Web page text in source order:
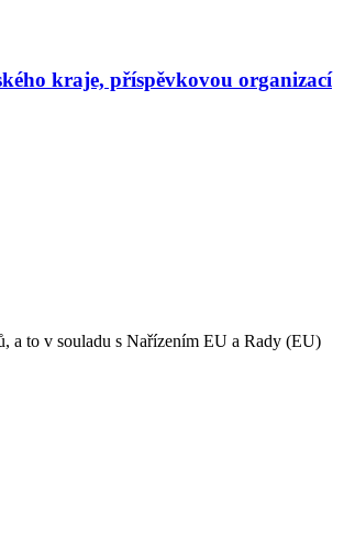
kraje, příspěvkovou organizací
a to v souladu s Nařízením EU a Rady (EU)